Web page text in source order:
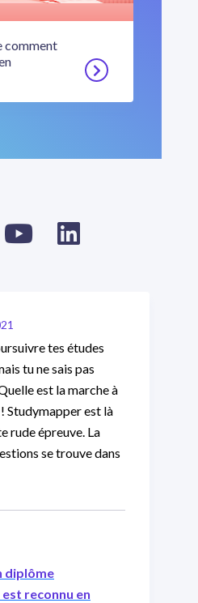
comment
tes études
tu ne sais pas
est la marche à
Studymapper est là
rude épreuve. La
se trouve dans
diplôme
reconnu en